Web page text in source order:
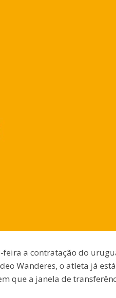
feira a contratação do
Wanderes, o atleta já está
que a janela de